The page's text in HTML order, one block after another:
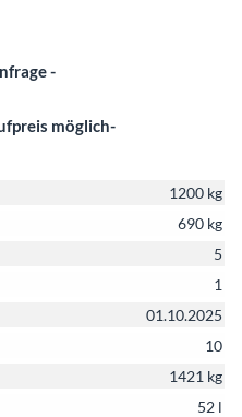
-
möglich-
1200 kg
690 kg
5
1
01.10.2025
10
1421 kg
52 l